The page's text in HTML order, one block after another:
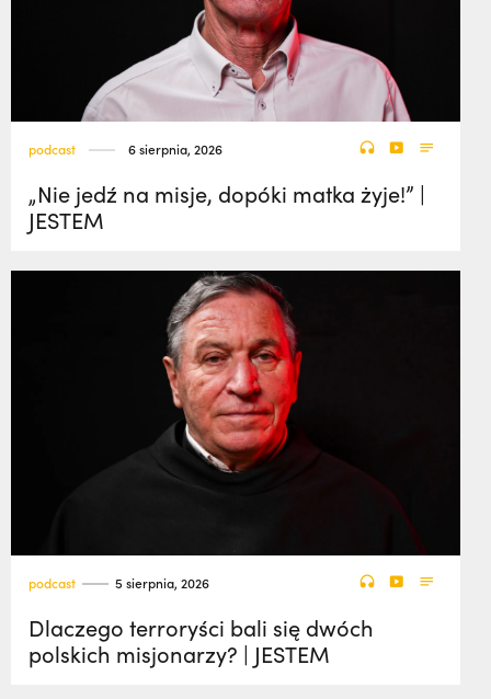
podcast 6 sierpnia, 2026
„Nie jedź na misje, dopóki matka żyje!” |
JESTEM
podcast 5 sierpnia, 2026
Dlaczego terroryści bali się dwóch
polskich misjonarzy? | JESTEM